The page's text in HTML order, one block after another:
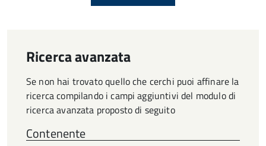
Ricerca avanzata
Se non hai trovato quello che cerchi puoi affinare la
ricerca compilando i campi aggiuntivi del modulo di
ricerca avanzata proposto di seguito
Contenente